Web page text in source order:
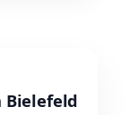
Bielefeld